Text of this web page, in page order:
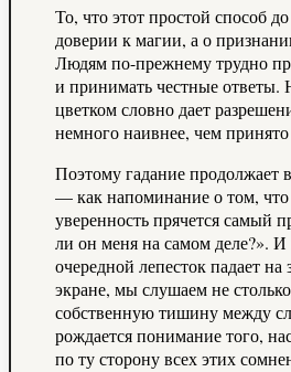
То, что этот простой способ
доверии к магии, а о
Людям по-прежнему трудно
и принимать честные ответы.
цветком словно дает
немного наивнее, чем
Поэтому гадание продолжает
— как напоминание о том,
уверенность прячется самый
ли он меня на самом деле?». И
очередной лепесток падает
экране, мы слушаем не
собственную тишину между
рождается понимание того,
по ту сторону всех этих